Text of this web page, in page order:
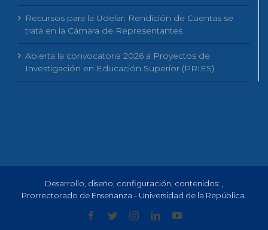
Recursos para la Udelar: Rendición de Cuentas se
trata en la Cámara de Representantes
Abierta la convocatoria 2026 a Proyectos de
Investigación en Educación Superior (PRIES)
Desarrollo, diseño, configuración, contenidos: ,
Prorrectorado de Enseñanza - Universidad de la República.
Facebook
TwitterInstagramLinkedInYouTube